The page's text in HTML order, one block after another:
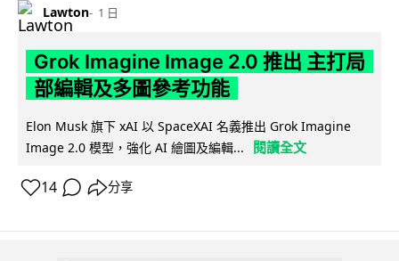
Lawton 1 日
Grok Imagine Image 2.0 推出 主打局
部編輯及多圖參考功能
Elon Musk 旗下 xAI 以 SpaceXAI 名義推出 Grok Imagine
Image 2.0 模型，強化 AI 繪圖及編輯...
閱讀全文
14 分享